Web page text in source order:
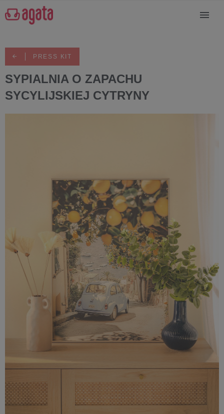
PRESS KIT
SYPIALNIA O ZAPACHU
SYCYLIJSKIEJ CYTRYNY